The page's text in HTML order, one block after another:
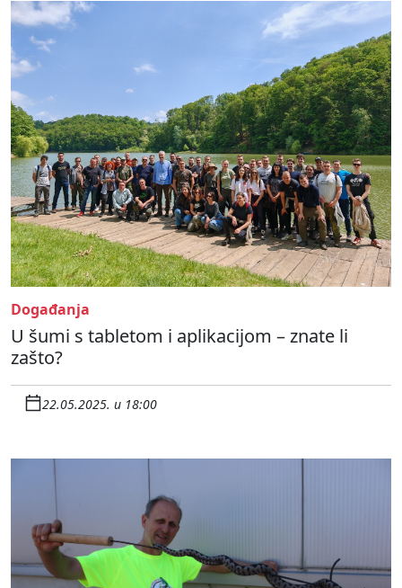
Događanja
U šumi s tabletom i aplikacijom – znate li
zašto?
22.05.2025. u 18:00